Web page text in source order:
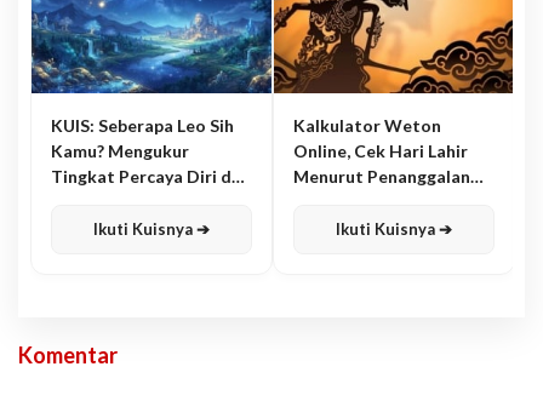
KUIS: Seberapa Leo Sih
Kamu? Mengukur
Tingkat Percaya Diri dan
Ikuti Kuisnya ➔
Kalkulator Weton
Online, Cek Hari Lahir
Menurut Penanggalan
Ikuti Kuisnya ➔
Komentar